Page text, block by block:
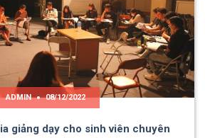
ADMIN 08/12/2022
giảng dạy cho sinh viên chuyên